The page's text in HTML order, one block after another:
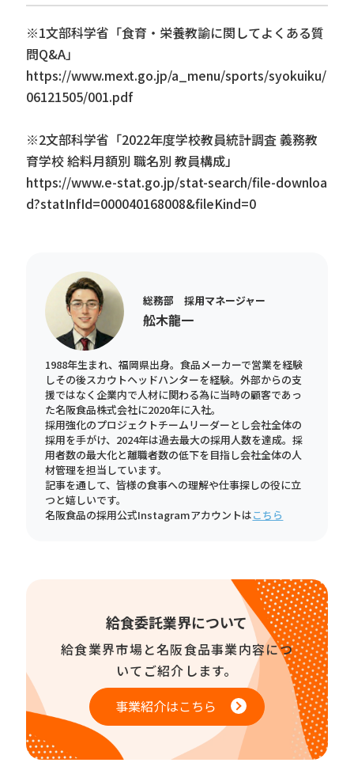
※1文部科学省「食育・栄養教諭に関してよくある質
問Q&A」
https://www.mext.go.jp/a_menu/sports/syokuiku/
06121505/001.pdf
※2文部科学省「2022年度学校教員統計調査 義務教
育学校 給料月額別 職名別 教員構成」
https://www.e-stat.go.jp/stat-search/file-downloa
d?statInfId=000040168008&fileKind=0
総務部 採用マネージャー
舩木龍一
1988年生まれ、福岡県出身。食品メーカーで営業を経験
しその後スカウトヘッドハンターを経験。外部からの支
援ではなく企業内で人材に関わる為に当時の顧客であっ
た名阪食品株式会社に2020年に入社。
採用強化のプロジェクトチームリーダーとし会社全体の
採用を手がけ、2024年は過去最大の採用人数を達成。採
用者数の最大化と離職者数の低下を目指し会社全体の人
材管理を担当しています。
記事を通して、皆様の食事への理解や仕事探しの役に立
つと嬉しいです。
名阪食品の採用公式Instagramアカウントはこちら
給食委託業界について
給食業界市場と名阪食品事業内容につ
いてご紹介します。
事業紹介はこちら